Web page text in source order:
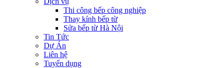
Thi công bếp công nghiệp
Thay kính bếp từ
Sửa bếp từ Hà Nội
Tin Tức
Dự Án
Liên hệ
Tuyển dụng